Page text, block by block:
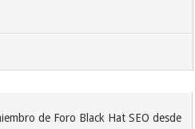
de Foro Black Hat SEO desde